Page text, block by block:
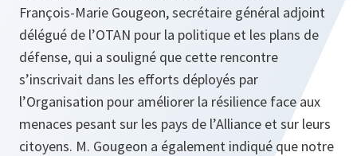
François-Marie Gougeon, secrétaire général adjoint
délégué de l’OTAN pour la politique et les plans de
défense, qui a souligné que cette rencontre
s’inscrivait dans les efforts déployés par
l’Organisation pour améliorer la résilience face aux
menaces pesant sur les pays de l’Alliance et sur leurs
citoyens. M. Gougeon a également indiqué que notre